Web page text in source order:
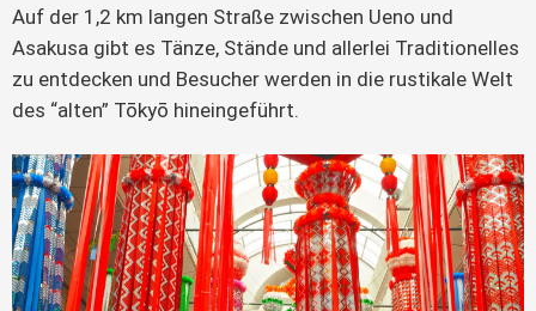
Auf der 1,2 km langen Straße zwischen Ueno und
Asakusa gibt es Tänze, Stände und allerlei Traditionelles
zu entdecken und Besucher werden in die rustikale Welt
des “alten” Tōkyō hineingeführt.